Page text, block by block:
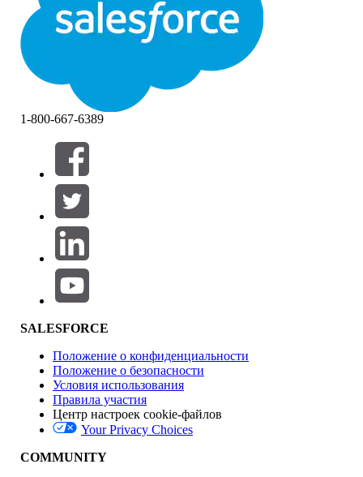
Закрыть
Фильтры (0)
ВЫБРАТЬ ФИЛЬТРЫ
Область продуктов
Влияние на функции
Версия
1-800-667-6389
SALESFORCE
Положение о конфиденциальности
Положение о безопасности
Условия использования
Правила участия
Центр настроек cookie-файлов
Your Privacy Choices
COMMUNITY